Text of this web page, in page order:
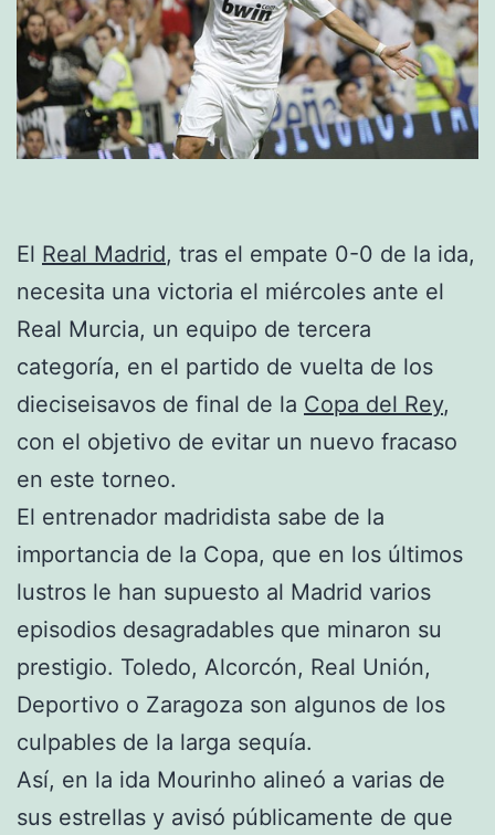
El Real Madrid, tras el empate 0-0 de la ida,
necesita una victoria el miércoles ante el
Real Murcia, un equipo de tercera
categoría, en el partido de vuelta de los
dieciseisavos de final de la Copa del Rey,
con el objetivo de evitar un nuevo fracaso
en este torneo.
El entrenador madridista sabe de la
importancia de la Copa, que en los últimos
lustros le han supuesto al Madrid varios
episodios desagradables que minaron su
prestigio. Toledo, Alcorcón, Real Unión,
Deportivo o Zaragoza son algunos de los
culpables de la larga sequía.
Así, en la ida Mourinho alineó a varias de
sus estrellas y avisó públicamente de que